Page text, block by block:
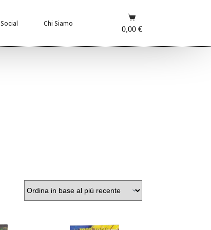
Social Chi Siamo
Carrello
0,00 €